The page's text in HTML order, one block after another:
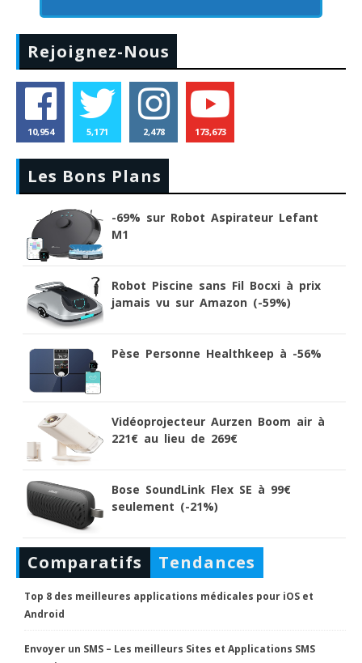
Rejoignez-Nous
10,954 5,171 2,478 173,673
Les Bons Plans
-69% sur Robot Aspirateur Lefant
M1
Robot Piscine sans Fil Bocxi à prix
jamais vu sur Amazon (-59%)
Pèse Personne Healthkeep à -56%
Vidéoprojecteur Aurzen Boom air à
221€ au lieu de 269€
Bose SoundLink Flex SE à 99€
seulement (-21%)
Comparatifs Tendances
Top 8 des meilleures applications médicales pour iOS et
Android
Envoyer un SMS – Les meilleurs Sites et Applications SMS